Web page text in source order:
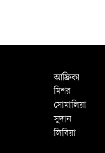
আফ্রিকা
মিশর
সোমালিয়া
সুদান
লিবিয়া